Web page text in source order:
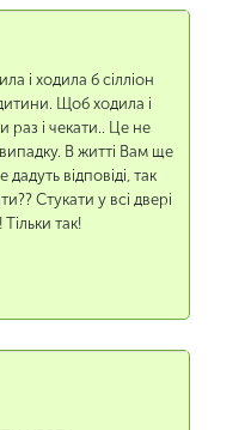
і ходила б сілліон
Щоб ходила і
раз і чекати.. Це не
В житті Вам ще
відповіді, так
Стукати у всі двері
так!